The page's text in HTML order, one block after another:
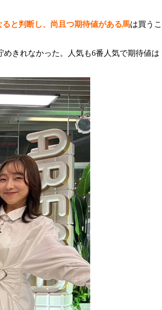
と判断し、尚且つ期待値がある馬は買うこ
きれなかった。人気も6番人気で期待値は